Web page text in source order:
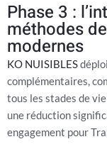
Phase 3 :
méthodes
modernes
KO NUISIBLES
complémentaires,
tous les stades de
une réduction
engagement pour